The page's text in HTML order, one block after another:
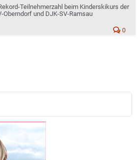
Teilnehmerzahl beim Kinderskikurs der
Oberndorf und DJK-SV-Ramsau
0